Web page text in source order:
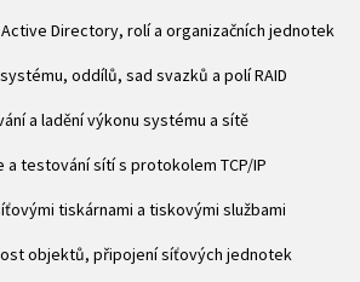
Directory, rolí a organizačních jednotek
oddílů, sad svazků a polí RAID
a ladění výkonu systému a sítě
a testování sítí s protokolem TCP/IP
tiskárnami a tiskovými službami
objektů, připojení síťových jednotek